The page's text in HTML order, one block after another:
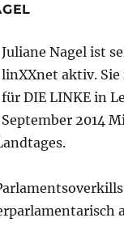
Juliane Nagel ist
linXXnet aktiv.
für DIE LINKE in
September 2014